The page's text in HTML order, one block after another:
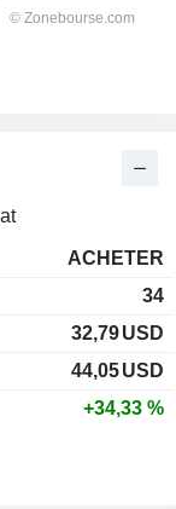
ACHETER
34
32,79USD
44,05USD
+34,33 %